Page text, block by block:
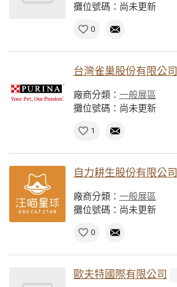
攤位號碼：尚未更新
0
台灣雀巢股份有限公司
廠商分類： 一般展區
攤位號碼：尚未更新
1
自力耕生股份有限公司
廠商分類： 一般展區
攤位號碼：尚未更新
0
歐夫特國際有限公司